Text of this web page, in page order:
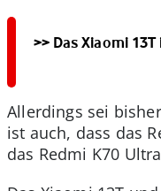
>> Das Xiaomi
Allerdings sei
ist auch, dass das
das Redmi K70